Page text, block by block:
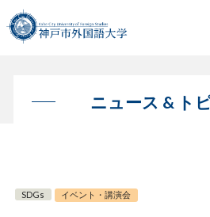
ニュース & ト
SDGs イベント・講演会